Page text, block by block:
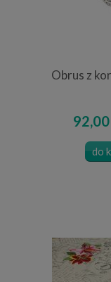
Obrus z
92,00
do